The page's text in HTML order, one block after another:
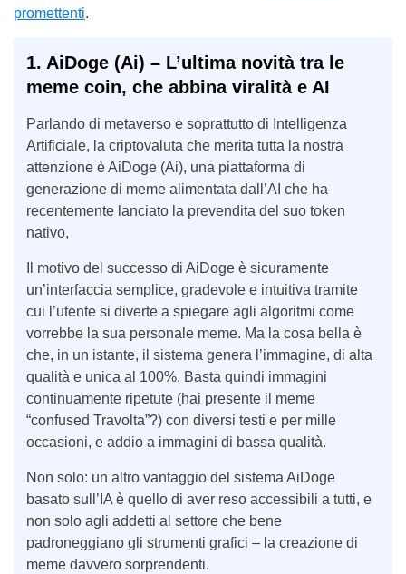
promettenti.
1. AiDoge (Ai) – L’ultima novità tra le
meme coin, che abbina viralità e AI
Parlando di metaverso e soprattutto di Intelligenza
Artificiale, la criptovaluta che merita tutta la nostra
attenzione è AiDoge (Ai), una piattaforma di
generazione di meme alimentata dall’AI che ha
recentemente lanciato la prevendita del suo token
nativo,
Il motivo del successo di AiDoge è sicuramente
un’interfaccia semplice, gradevole e intuitiva tramite
cui l’utente si diverte a spiegare agli algoritmi come
vorrebbe la sua personale meme. Ma la cosa bella è
che, in un istante, il sistema genera l’immagine, di alta
qualità e unica al 100%. Basta quindi immagini
continuamente ripetute (hai presente il meme
“confused Travolta”?) con diversi testi e per mille
occasioni, e addio a immagini di bassa qualità.
Non solo: un altro vantaggio del sistema AiDoge
basato sull’IA è quello di aver reso accessibili a tutti, e
non solo agli addetti al settore che bene
padroneggiano gli strumenti grafici – la creazione di
meme davvero sorprendenti.